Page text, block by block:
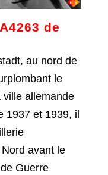
de
au nord de
le
ville allemande
1937 et 1939, il
avant le
Guerre